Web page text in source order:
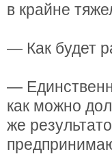
в крайне
— Как будет
—
как можно
же